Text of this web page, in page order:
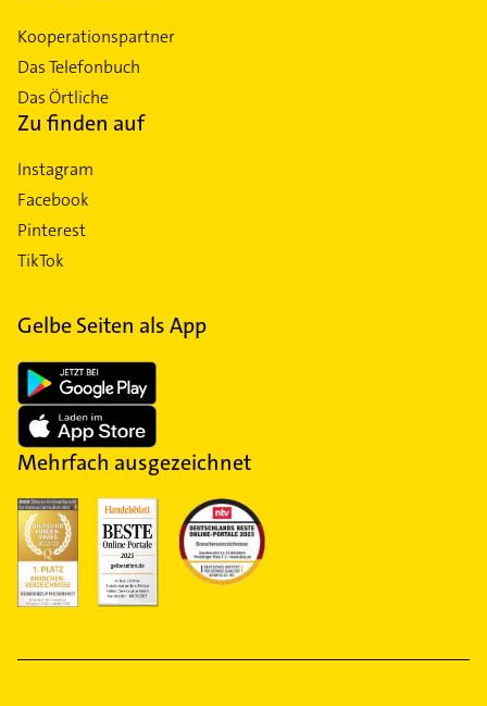
Kooperationspartner
Das Telefonbuch
Das Örtliche
Zu finden auf
Instagram
Facebook
Pinterest
TikTok
Gelbe Seiten als App
Mehrfach ausgezeichnet